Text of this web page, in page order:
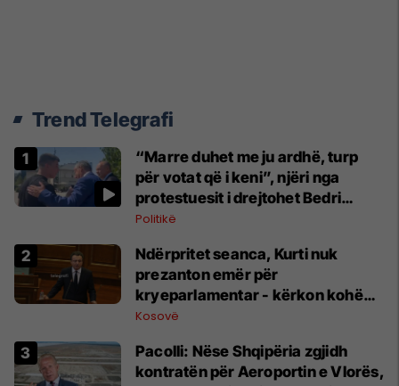
Trend Telegrafi
“Marre duhet me ju ardhë, turp
për votat që i keni”, njëri nga
protestuesit i drejtohet Bedri
Hamzës
Politikë
Ndërpritet seanca, Kurti nuk
prezanton emër për
kryeparlamentar - kërkon kohë
shtesë për marrëveshje politike
Kosovë
Pacolli: Nëse Shqipëria zgjidh
kontratën për Aeroportin e Vlorës,